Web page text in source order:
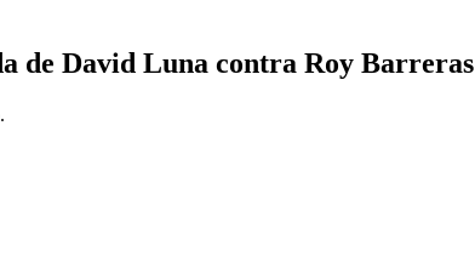
de David Luna contra Roy Barreras